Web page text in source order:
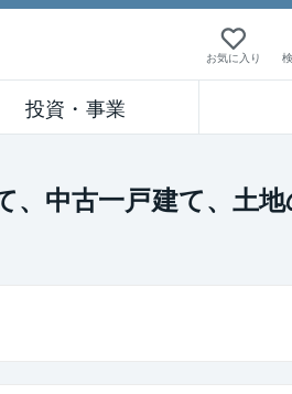
お気に入り
投資・事業
、中古一戸建て、土